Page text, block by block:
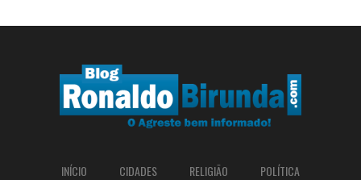
INÍCIO CIDADES RELIGIÃO POLÍTICA